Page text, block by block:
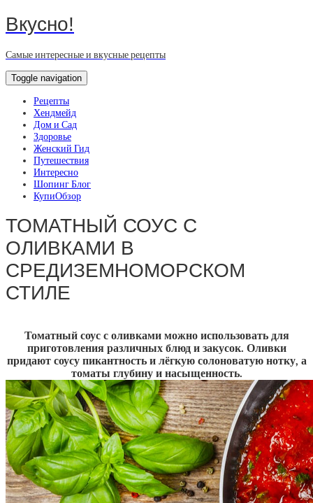
Вкусно!
Самые интересные и вкусные рецепты
Toggle navigation
Рецепты
Хендмейд
Дом и Сад
Здоровье
Женский Гид
Путешествия
Интересно
Шопинг Блог
КупиОбзор
ТОМАТНЫЙ СОУС С
ОЛИВКАМИ В
СРЕДИЗЕМНОМОРСКОМ
СТИЛЕ
Томатный соус с оливками можно использовать для
приготовления различных блюд и закусок. Оливки
придают соусу пикантность и лёгкую солоноватую нотку, а
томаты глубину и насыщенность.